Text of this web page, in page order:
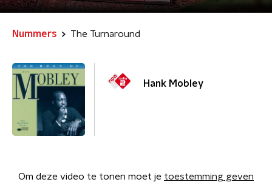
Nummers The Turnaround
Hank Mobley
Om deze video te tonen moet je toestemming geven